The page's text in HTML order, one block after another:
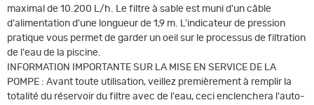
maximal de 10.200 L/h. Le filtre à sable est muni d'un câble
d'alimentation d'une longueur de 1,9 m. L'indicateur de pression
pratique vous permet de garder un oeil sur le processus de filtration
de l'eau de la piscine.
INFORMATION IMPORTANTE SUR LA MISE EN SERVICE DE LA
POMPE : Avant toute utilisation, veillez premièrement à remplir la
totalité du réservoir du filtre avec de l'eau, ceci enclenchera l'auto-